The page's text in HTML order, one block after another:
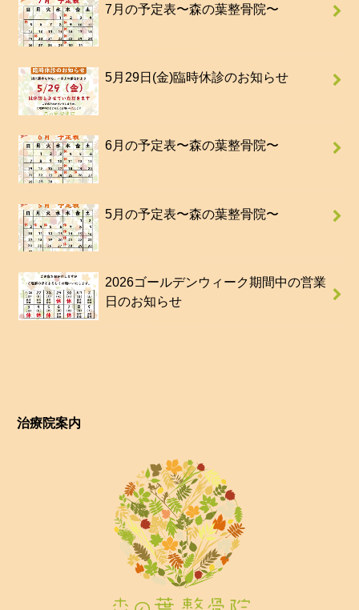
7月の予定表〜森の葉整骨院〜
5月29日(金)臨時休診のお知らせ
6月の予定表〜森の葉整骨院〜
5月の予定表〜森の葉整骨院〜
2026ゴールデンウィーク期間中の営業
日のお知らせ
治療院案内